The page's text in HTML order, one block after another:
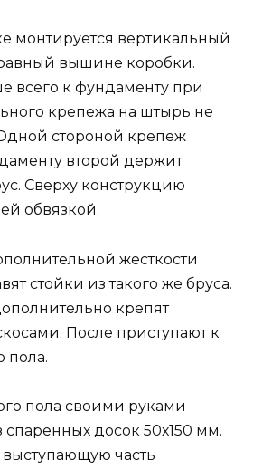
монтируется вертикальный
вышине коробки.
всего к фундаменту при
крепежа на штырь не
стороной крепеж
второй держит
Сверху конструкцию
обвязкой.
жесткости
стойки из такого же бруса.
крепят
После приступают к
пола.
пола своими руками
спаренных досок 50х150 мм.
часть